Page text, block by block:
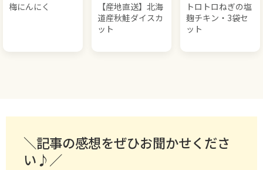
梅にんにく
【産地直送】北海
道産秋鮭ダイスカ
ット
トロトロねぎの塩
麹チキン・3袋セ
ット
＼記事の感想をぜひお聞かせくださ
い♪／